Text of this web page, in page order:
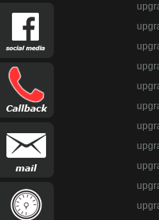
8382-3049491
upgraded Automotive Group
Straße:
Ort: